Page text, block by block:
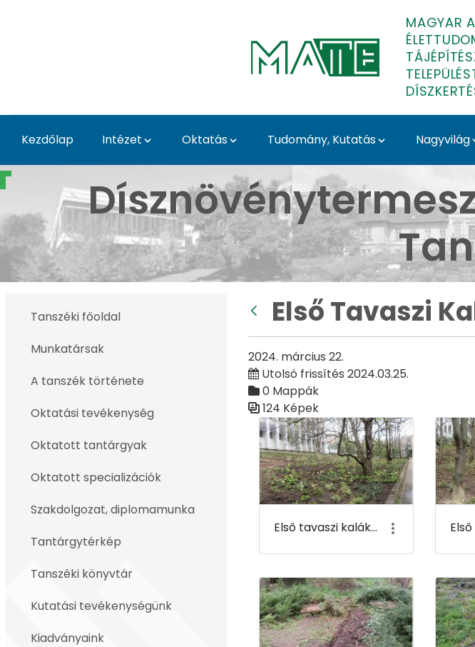
MAGYAR
Kezdőlap Intézet Oktatás Tudomány, Kutatás Nagyvilág
Első Tavaszi Kaláka - Budai
Tanszéki főoldal
Munkatársak
A tanszék története
Oktatási tevékenység
Oktatott tantárgyak
Oktatott specializációk
Szakdolgozat, diplomamunka
Tantárgytérkép
Tanszéki könyvtár
Kutatási tevékenységünk
Kiadványaink
Első Tavaszi
2024. március 22.
Utolsó frissítés 2024.03.25.
0 Mappák
124 Képek
Médiatár
Első tavaszi kaláka 105